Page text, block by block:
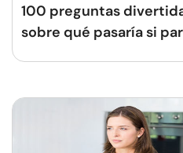
100 preguntas
sobre qué pasaría si